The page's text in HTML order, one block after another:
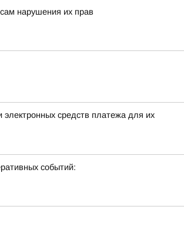
нарушения их прав
средств платежа для их
событий: